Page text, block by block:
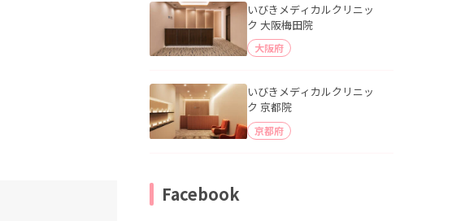
いびきメディカルクリニッ
ク 大阪梅田院
大阪府
いびきメディカルクリニッ
ク 京都院
京都府
Facebook